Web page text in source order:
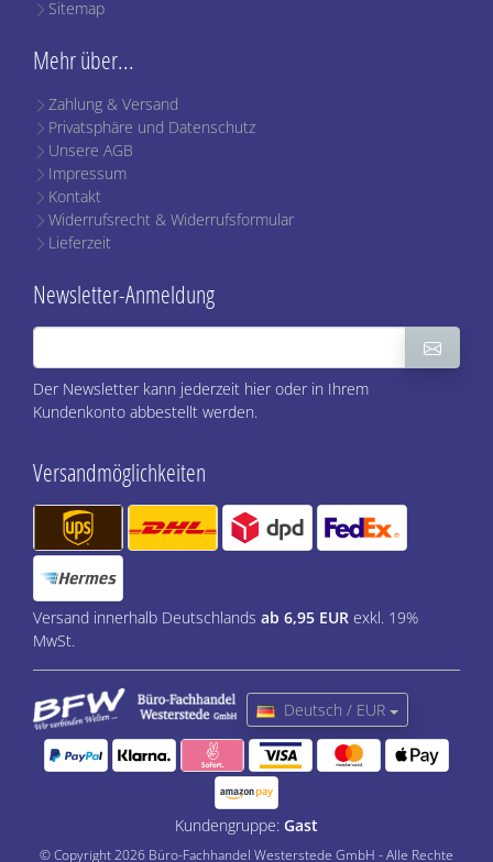
Sitemap
Mehr über...
Zahlung & Versand
Privatsphäre und Datenschutz
Unsere AGB
Impressum
Kontakt
Widerrufsrecht & Widerrufsformular
Lieferzeit
Newsletter-Anmeldung
Der Newsletter kann jederzeit hier oder in Ihrem
Kundenkonto abbestellt werden.
Versandmöglichkeiten
Versand innerhalb Deutschlands ab 6,95 EUR exkl. 19%
MwSt.
Deutsch / EUR
Kundengruppe: Gast
© Copyright 2026 Büro-Fachhandel Westerstede GmbH - Alle Rechte